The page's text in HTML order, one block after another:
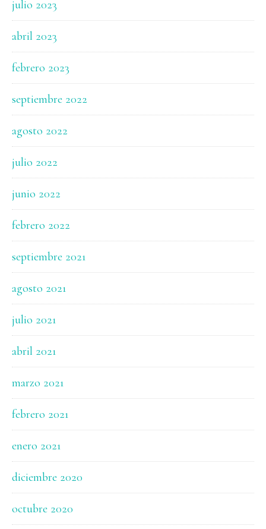
julio 2023
abril 2023
febrero 2023
septiembre 2022
agosto 2022
julio 2022
junio 2022
febrero 2022
septiembre 2021
agosto 2021
julio 2021
abril 2021
marzo 2021
febrero 2021
enero 2021
diciembre 2020
octubre 2020